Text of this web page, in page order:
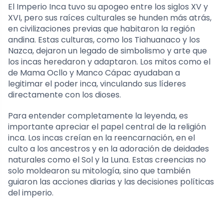
El Imperio Inca tuvo su apogeo entre los siglos XV y
XVI, pero sus raíces culturales se hunden más atrás,
en civilizaciones previas que habitaron la región
andina. Estas culturas, como los Tiahuanaco y los
Nazca, dejaron un legado de simbolismo y arte que
los incas heredaron y adaptaron. Los mitos como el
de Mama Ocllo y Manco Cápac ayudaban a
legitimar el poder inca, vinculando sus líderes
directamente con los dioses.
Para entender completamente la leyenda, es
importante apreciar el papel central de la religión
inca. Los incas creían en la reencarnación, en el
culto a los ancestros y en la adoración de deidades
naturales como el Sol y la Luna. Estas creencias no
solo moldearon su mitología, sino que también
guiaron las acciones diarias y las decisiones políticas
del imperio.